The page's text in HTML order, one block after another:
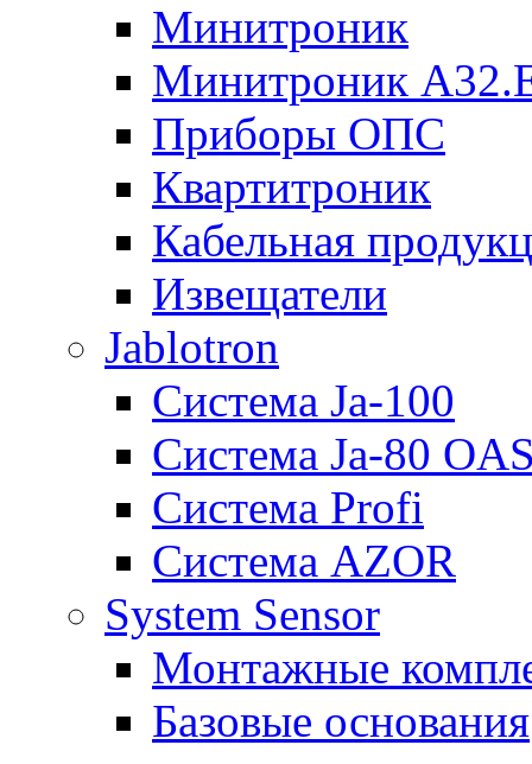
Минитроник
Минитроник
Приборы ОПС
Квартитроник
Кабельная
Извещатели
Jablotron
Система Ja-100
Система Ja-80
Система Profi
Система AZOR
System Sensor
Монтажные
Базовые основания